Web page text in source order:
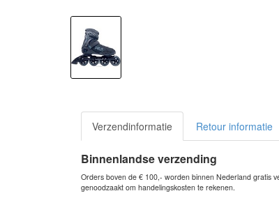
Verzendinformatie Retour informatie
Binnenlandse verzending
Orders boven de € 100,- worden binnen Nederland gratis
genoodzaakt om handelingskosten te rekenen.